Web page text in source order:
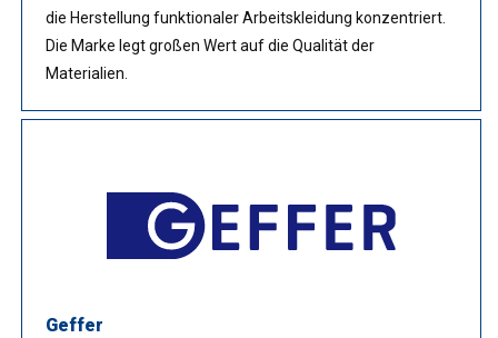
die Herstellung funktionaler Arbeitskleidung konzentriert.
Die Marke legt großen Wert auf die Qualität der
Materialien.
Geffer